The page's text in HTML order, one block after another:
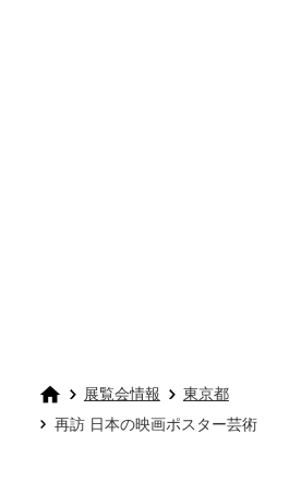
展覧会情報
東京都
再訪 日本の映画ポスター芸術